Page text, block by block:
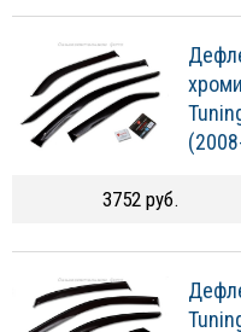
3752 руб.